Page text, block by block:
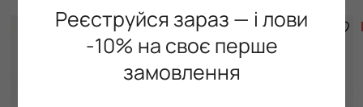
-30%
Реєструйся зараз — і лови
-10% на своє перше
замовлення